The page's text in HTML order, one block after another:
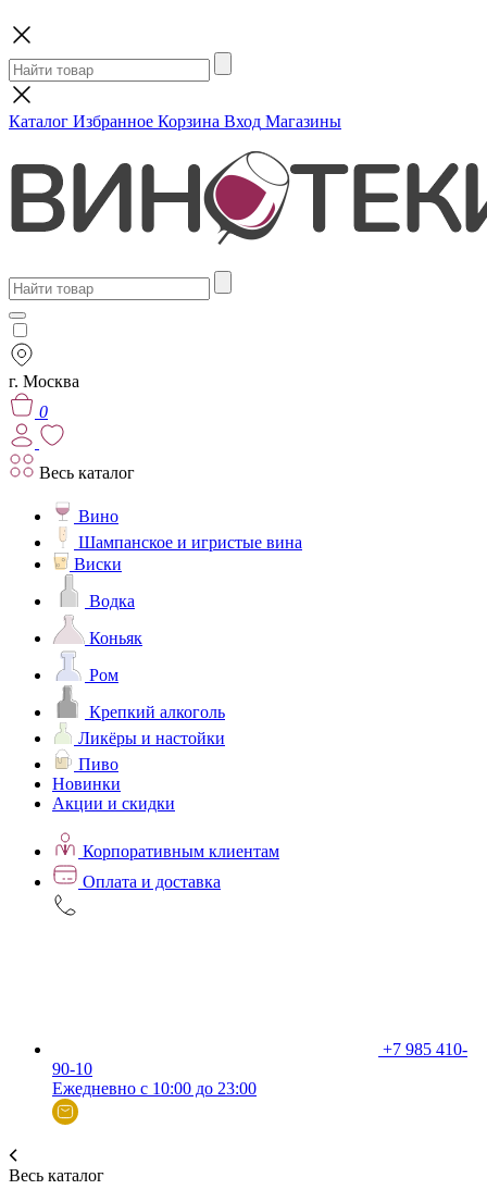
Каталог Избранное Корзина Вход Магазины
г. Москва
0
Весь каталог
Вино
Шампанское и игристые вина
Виски
Водка
Коньяк
Ром
Крепкий алкоголь
Ликёры и настойки
Пиво
Новинки
Акции и скидки
Корпоративным клиентам
Оплата и доставка
+7 985 410-
90-10
Ежедневно с 10:00 до 23:00
Весь каталог